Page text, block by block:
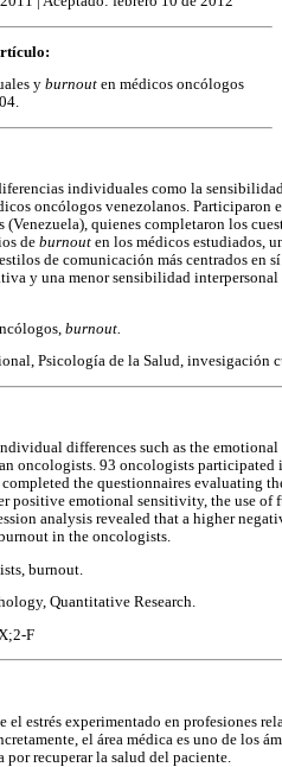
y burnout en médicos oncólogos
individuales como la
oncólogos venezolanos. Participaron
quienes completaron los
de burnout en los médicos estudiados,
de comunicación más centrados en
y una menor sensibilidad
burnout.
Psicología de la Salud, invesigación
differences such as the
oncologists. 93 oncologists
the questionnaires evaluating
positive emotional sensitivity, the use
analysis revealed that a higher
in the oncologists.
burnout.
Quantitative Research.
F
el estrés experimentado en profesiones
el área médica es uno de los
recuperar la salud del paciente.